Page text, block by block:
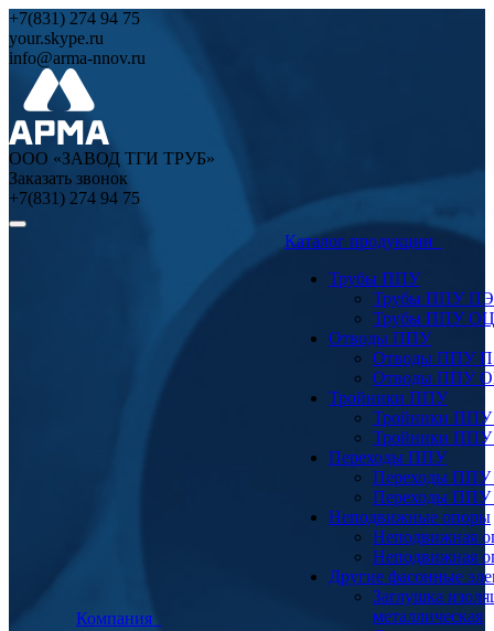
+7(831) 274 94 75
your.skype.ru
info@arma-nnov.ru
ООО «ЗАВОД ТГИ ТРУБ»
Заказать звонок
+7(831) 274 94 75
Компания
Каталог продукции
Трубы ППУ
Трубы ППУ ПЭ
Трубы ППУ ОЦ
Отводы ППУ
Отводы ППУ
Отводы ППУ
Тройники ППУ
Тройники
Тройники
Переходы ППУ
Переходы
Переходы
Неподвижные опоры
Неподвижная
Неподвижная
Другие фасонные
Заглушка
металлическая